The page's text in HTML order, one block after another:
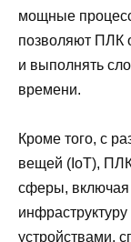
мощные
позволяют ПЛК
и выполнять
времени.
Кроме того, с
вещей (IoT),
сферы, включая
устройствами,